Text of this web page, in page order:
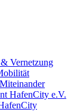
Vernetzung
HafenCity e.V.